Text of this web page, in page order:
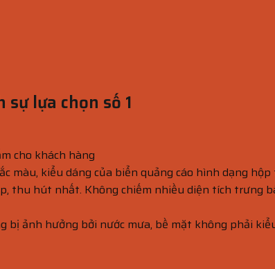
lựa chọn số 1
cho khách hàng
màu, kiểu dáng của biển quảng cáo hình dạng
thu hút nhất. Không chiếm nhiều diện tích trưng
ảnh hưởng bởi nước mưa, bề mặt không phải